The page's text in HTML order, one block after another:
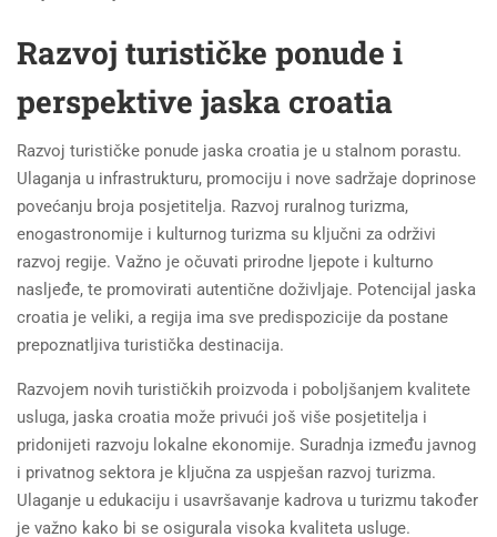
Razvoj turističke ponude i
perspektive jaska croatia
Razvoj turističke ponude jaska croatia je u stalnom porastu.
Ulaganja u infrastrukturu, promociju i nove sadržaje doprinose
povećanju broja posjetitelja. Razvoj ruralnog turizma,
enogastronomije i kulturnog turizma su ključni za održivi
razvoj regije. Važno je očuvati prirodne ljepote i kulturno
nasljeđe, te promovirati autentične doživljaje. Potencijal jaska
croatia je veliki, a regija ima sve predispozicije da postane
prepoznatljiva turistička destinacija.
Razvojem novih turističkih proizvoda i poboljšanjem kvalitete
usluga, jaska croatia može privući još više posjetitelja i
pridonijeti razvoju lokalne ekonomije. Suradnja između javnog
i privatnog sektora je ključna za uspješan razvoj turizma.
Ulaganje u edukaciju i usavršavanje kadrova u turizmu također
je važno kako bi se osigurala visoka kvaliteta usluge.